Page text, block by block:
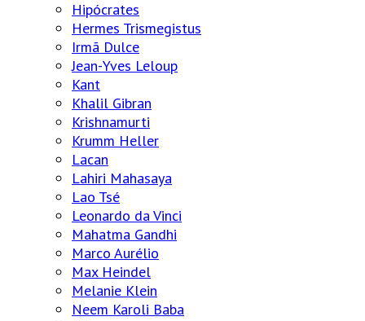
Hipócrates
Hermes Trismegistus
Irmã Dulce
Jean-Yves Leloup
Kant
Khalil Gibran
Krishnamurti
Krumm Heller
Lacan
Lahiri Mahasaya
Lao Tsé
Leonardo da Vinci
Mahatma Gandhi
Marco Aurélio
Max Heindel
Melanie Klein
Neem Karoli Baba